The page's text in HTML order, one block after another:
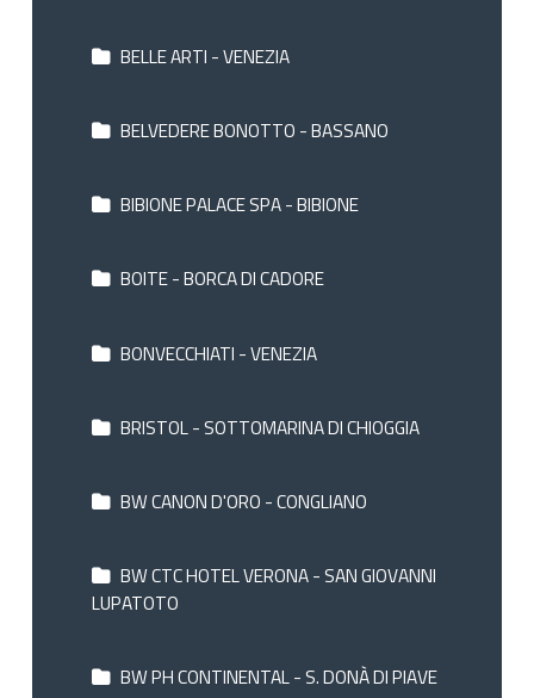
BELLE ARTI - VENEZIA
BELVEDERE BONOTTO - BASSANO
BIBIONE PALACE SPA - BIBIONE
BOITE - BORCA DI CADORE
BONVECCHIATI - VENEZIA
BRISTOL - SOTTOMARINA DI CHIOGGIA
BW CANON D'ORO - CONGLIANO
BW CTC HOTEL VERONA - SAN GIOVANNI
LUPATOTO
BW PH CONTINENTAL - S. DONÀ DI PIAVE